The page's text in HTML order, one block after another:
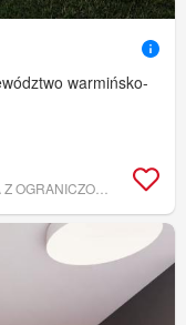
warmińsko-